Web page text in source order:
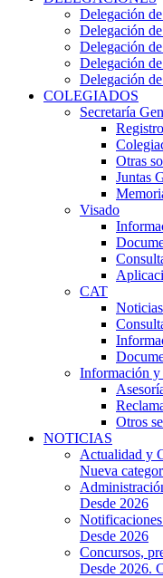
Delegación
Delegación
Delegación
Delegación
Delegación
COLEGIADOS
Secretaría
Otras
Juntas
Visado
CAT
Información y
Otros
NOTICIAS
Actualidad y
Nueva
Desde 2026
Desde 2026
Concursos,
Desde 2026.